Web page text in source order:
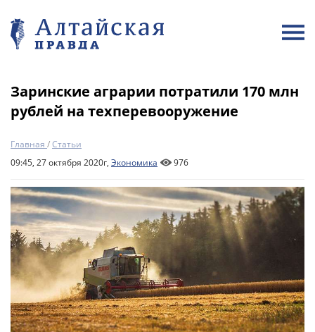
Заринские аграрии потратили 170 млн
рублей на техперевооружение
Главная /Статьи
09:45, 27 октября 2020г, Экономика 976